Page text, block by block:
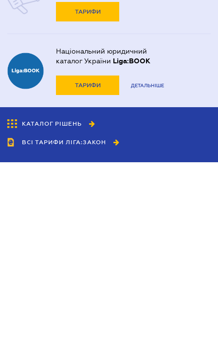
ТАРИФИ
Національний юридичний
каталог України Liga:BOOK
ТАРИФИ ДЕТАЛЬНІШЕ
КАТАЛОГ РІШЕНЬ
ВСІ ТАРИФИ ЛІГА:ЗАКОН